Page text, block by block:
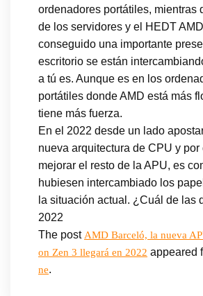
ordenadores portátiles, mientras
de los servidores y el HEDT
conseguido una importante
escritorio se están
a tú es. Aunque es en los
portátiles donde AMD está más
tiene más fuerza.
En el 2022 desde un lado
nueva arquitectura de CPU y por
mejorar el resto de la APU, es
hubiesen intercambiado los
la situación actual. ¿Cuál de las
2022
The post AMD Barceló, la nueva
on Zen 3 llegará en 2022 appeared
ne.